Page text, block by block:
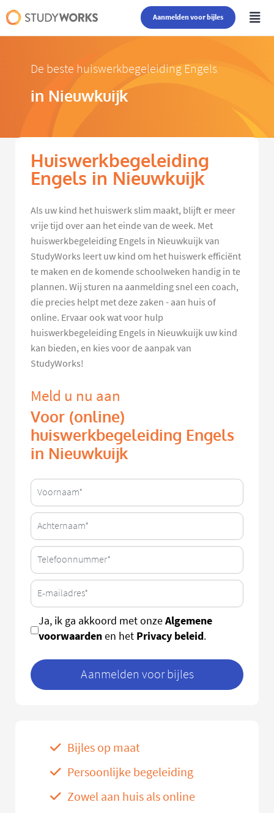
Aanmelden voor bijles
De beste huiswerkbegeleiding Engels
in Nieuwkuijk
Huiswerkbegeleiding
Engels in Nieuwkuijk
Als uw kind het huiswerk slim maakt, blijft er meer
vrije tijd over aan het einde van de week. Met
huiswerkbegeleiding Engels in Nieuwkuijk van
StudyWorks leert uw kind om het huiswerk efficiënt
te maken en de komende schoolweken handig in te
plannen. Wij sturen na aanmelding snel een coach,
die precies helpt met deze zaken - aan huis of
online. Ervaar ook wat voor hulp
huiswerkbegeleiding Engels in Nieuwkuijk uw kind
kan bieden, en kies voor de aanpak van
StudyWorks!
Meld u nu aan
Voor (online)
huiswerkbegeleiding Engels
in Nieuwkuijk
Ja, ik ga akkoord met onzeAlgemene
voorwaardenen het Privacy beleid.
Aanmelden voor bijles
Bijles op maat
Persoonlijke begeleiding
Zowel aan huis als online